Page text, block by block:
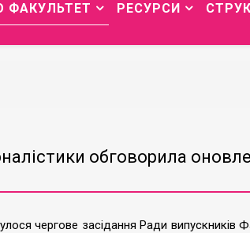
ФАКУЛЬТЕТ РЕСУРСИ
обговорила
чергове засідання Ради випускників